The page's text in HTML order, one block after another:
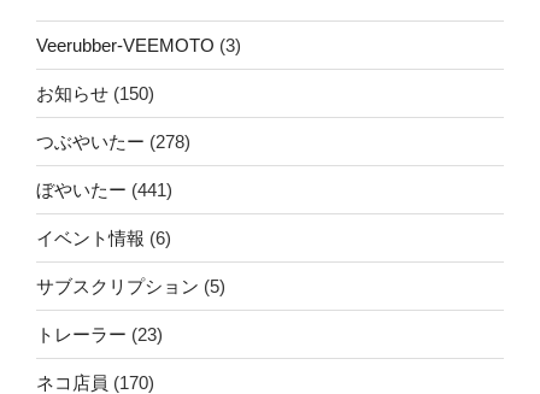
Veerubber-VEEMOTO (3)
お知らせ (150)
つぶやいたー (278)
ぼやいたー (441)
イベント情報 (6)
サブスクリプション (5)
トレーラー (23)
ネコ店員 (170)